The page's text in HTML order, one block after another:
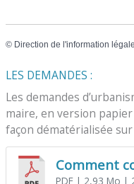
© Direction de l'information
LES DEMANDES :
Les demandes
maire, en version
façon dématérialisée
Comment
PDF| 2,93 Mo |